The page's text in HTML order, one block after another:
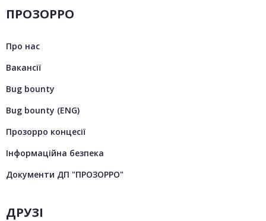
ПРОЗОРРО
Про нас
Вакансії
Bug bounty
Bug bounty (ENG)
Прозорро концесії
Інформаційна безпека
Документи ДП "ПРОЗОРРО"
ДРУЗІ